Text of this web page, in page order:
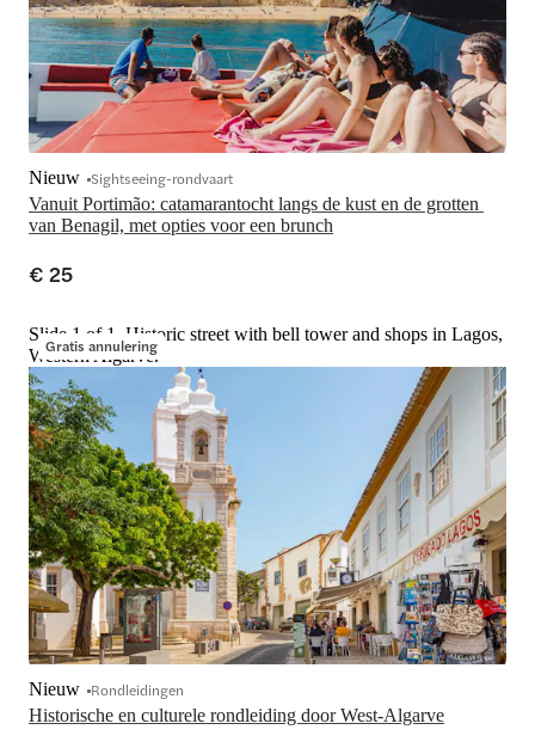
Vanuit Portimão: catamarantocht langs de kust en de grotten
van Benagil, met opties voor een brunch
Nieuw Sightseeing-rondvaart
€ 25
Gratis annulering
Slide 1 of 1, Historic street with bell tower and shops in Lagos,
Western Algarve.
Historische en culturele rondleiding door West-Algarve
Nieuw Rondleidingen